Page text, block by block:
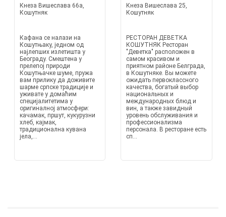
Кнеза Вишеслава 66а,
Кошутняк
Кафана се налази на
Кошутњаку, једном од
најлепших излетишта у
Београду. Смештена у
прелепој природи
Кошутњачке шуме, пружа
вам прилику да доживите
шарме српске традиције и
уживате у домаћим
специјалитетима у
оригиналној атмосфери:
качамак, пршут, кукурузни
хлеб, кајмак,
традиционална кувана
јела,...
Кнеза Вишеслава 25,
Кошутняк
РЕСТОРАН ДЕВЕТКА
КОШУТНЯК Ресторан
"Деветка" расположен в
самом красивом и
приятном районе Белграда,
в Кошутняке. Вы можете
ожидать первоклассного
качества, богатый выбор
национальных и
международных блюд и
вин, а также завидный
уровень обслуживания и
профессионализма
персонала. В ресторане есть
сп...